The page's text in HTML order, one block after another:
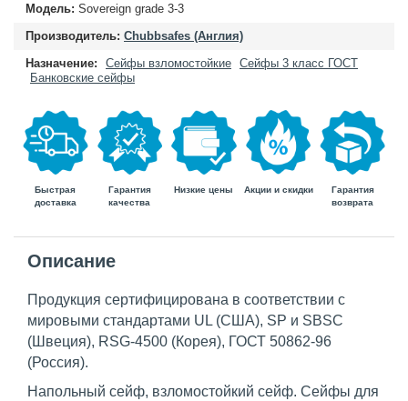
Модель: Sovereign grade 3-3
Производитель: Chubbsafes (Англия)
Назначение:
Сейфы взломостойкие Сейфы 3 класс ГОСТ
Банковские сейфы
Быстрая
доставка
Гарантия
качества
Низкие цены Акции и скидки
Гарантия
возврата
Описание
Продукция сертифицирована в соответствии с
мировыми стандартами UL (США), SP и SBSC
(Швеция), RSG-4500 (Корея), ГОСТ 50862-96
(Россия).
Напольный сейф, взломостойкий сейф. Сейфы для